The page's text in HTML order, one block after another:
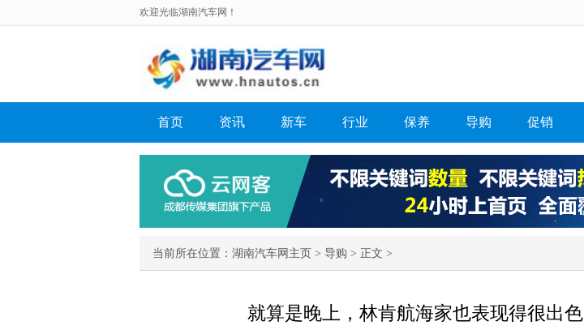
欢迎光临湖南汽车网！
首页 资讯 新车 行业 保养 导购 促销
当前所在位置： 湖南汽车网主页 > 导购 > 正文 >
就算是晚上，林肯航海家也表现得很出色